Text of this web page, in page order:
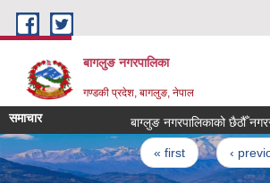
Skip to main content
बागलुङ नगरपालिका
गण्डकी प्रदेश, बागलुङ, नेपाल
समाचार बाग्लुङ नगरपालिकाको छैठौँ
Pages
« first ‹ previous